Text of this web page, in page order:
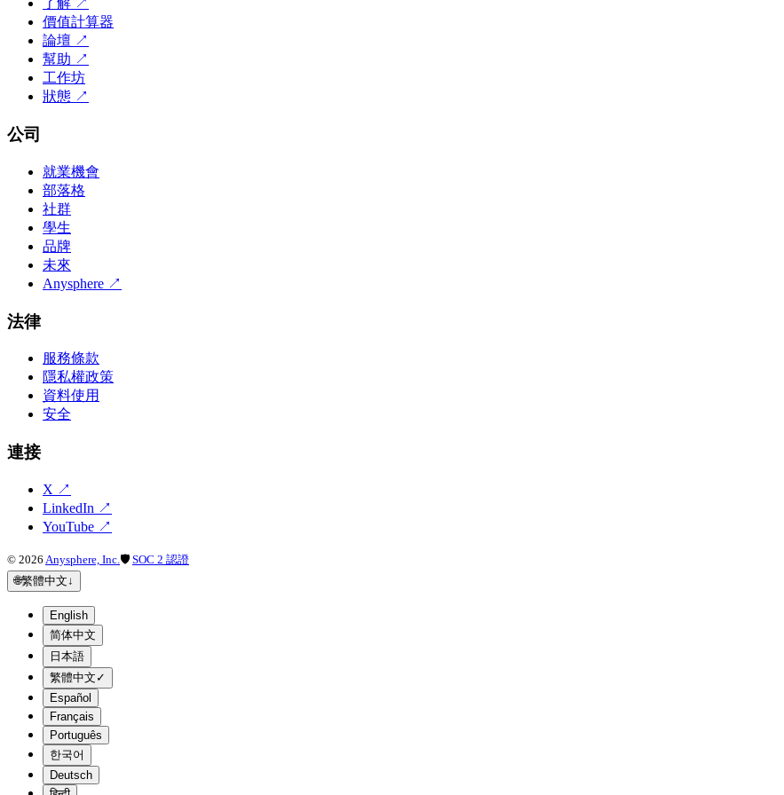
了解 ↗
價值計算器
論壇 ↗
幫助 ↗
工作坊
狀態 ↗
公司
就業機會
部落格
社群
學生
品牌
未來
Anysphere ↗
法律
服務條款
隱私權政策
資料使用
安全
連接
X ↗
LinkedIn ↗
YouTube ↗
© 2026 Anysphere, Inc. 🛡 SOC 2 認證
🌐繁體中文↓
English
简体中文
日本語
繁體中文 ✓
Español
Français
Português
한국어
Deutsch